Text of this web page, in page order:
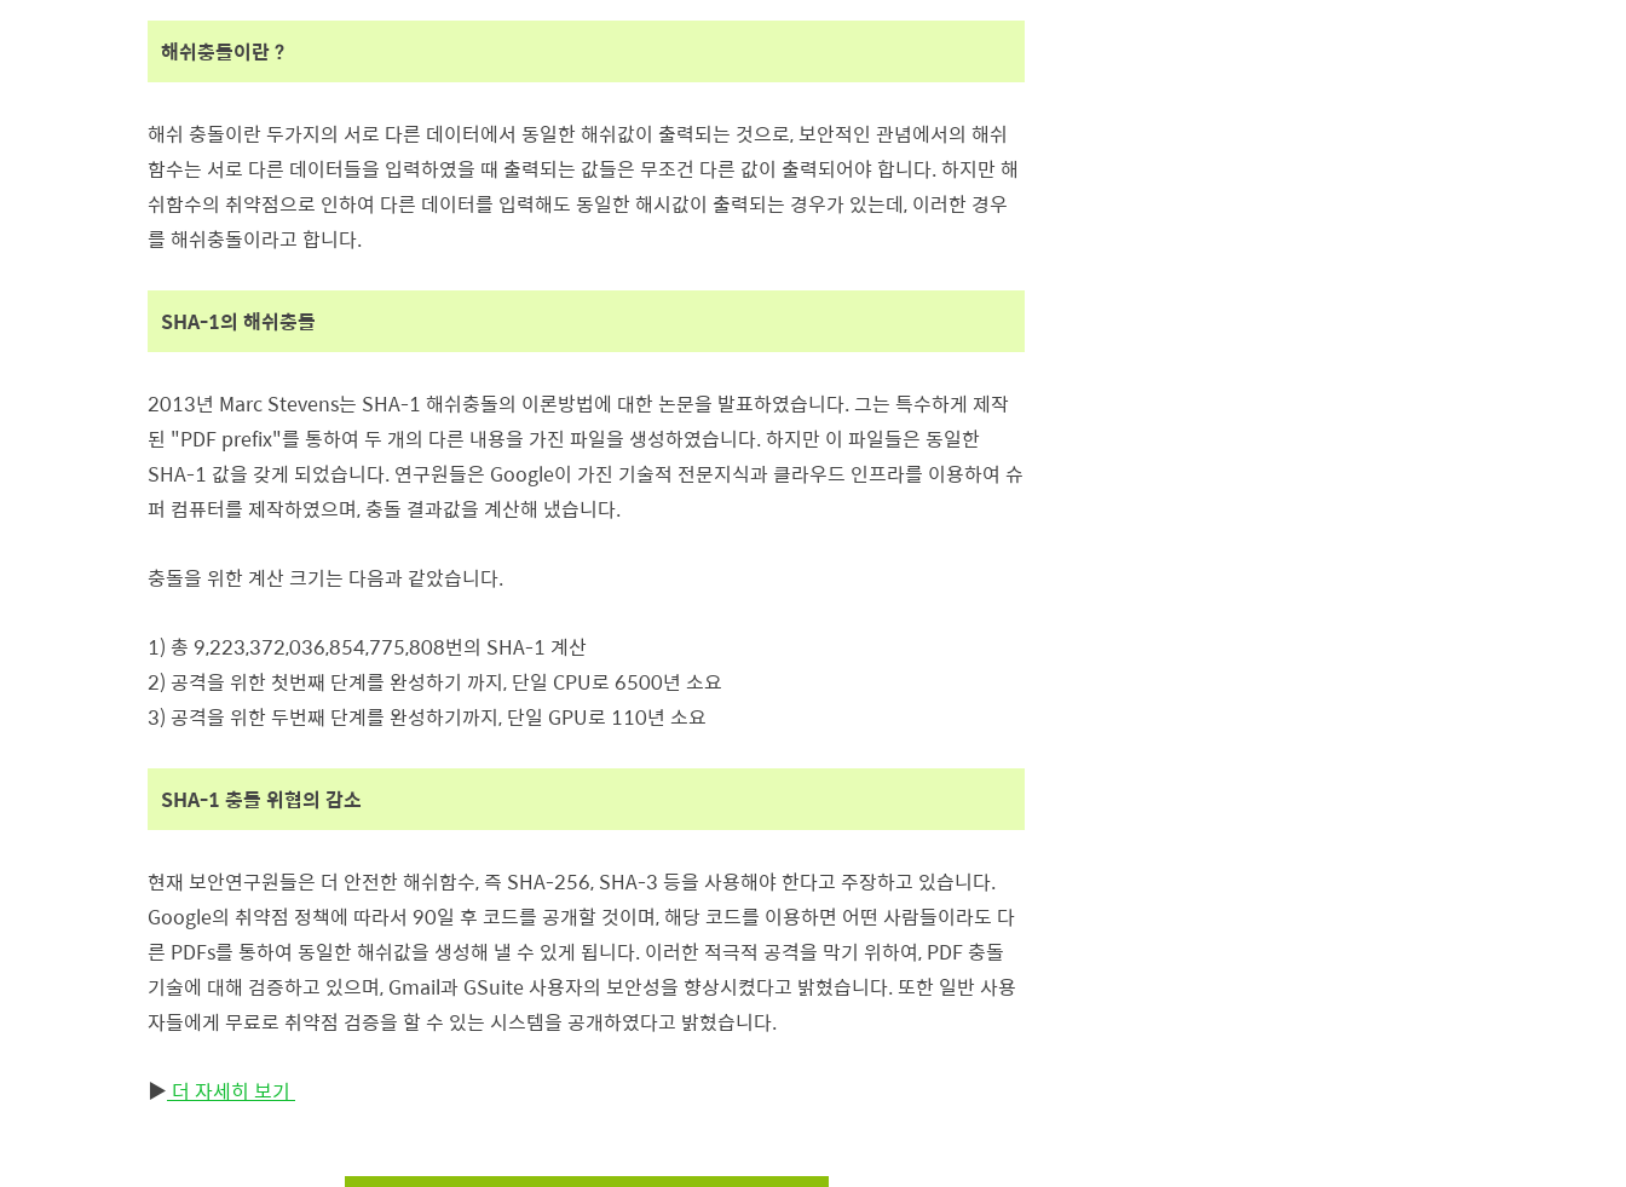
해쉬충돌이란 ?
해쉬 충돌이란 두가지의 서로 다른 데이터에서 동일한 해쉬값이 출력되는 것으로, 보안적인 관념에서의 해쉬
함수는 서로 다른 데이터들을 입력하였을 때 출력되는 값들은 무조건 다른 값이 출력되어야 합니다. 하지만 해
쉬함수의 취약점으로 인하여 다른 데이터를 입력해도 동일한 해시값이 출력되는 경우가 있는데, 이러한 경우
를 해쉬충돌이라고 합니다.
SHA-1의 해쉬충돌
2013년 Marc Stevens는 SHA-1 해쉬충돌의 이론방법에 대한 논문을 발표하였습니다. 그는 특수하게 제작
된 "PDF prefix"를 통하여 두 개의 다른 내용을 가진 파일을 생성하였습니다. 하지만 이 파일들은 동일한
SHA-1 값을 갖게 되었습니다. 연구원들은 Google이 가진 기술적 전문지식과 클라우드 인프라를 이용하여 슈
퍼 컴퓨터를 제작하였으며, 충돌 결과값을 계산해 냈습니다.
충돌을 위한 계산 크기는 다음과 같았습니다.
1) 총 9,223,372,036,854,775,808번의 SHA-1 계산
2) 공격을 위한 첫번째 단계를 완성하기 까지, 단일 CPU로 6500년 소요
3) 공격을 위한 두번째 단계를 완성하기까지, 단일 GPU로 110년 소요
SHA-1 충돌 위협의 감소
현재 보안연구원들은 더 안전한 해쉬함수, 즉 SHA-256, SHA-3 등을 사용해야 한다고 주장하고 있습니다.
Google의 취약점 정책에 따라서 90일 후 코드를 공개할 것이며, 해당 코드를 이용하면 어떤 사람들이라도 다
른 PDFs를 통하여 동일한 해쉬값을 생성해 낼 수 있게 됩니다. 이러한 적극적 공격을 막기 위하여, PDF 충돌
기술에 대해 검증하고 있으며, Gmail과 GSuite 사용자의 보안성을 향상시켰다고 밝혔습니다. 또한 일반 사용
자들에게 무료로 취약점 검증을 할 수 있는 시스템을 공개하였다고 밝혔습니다.
▶ 더 자세히 보기